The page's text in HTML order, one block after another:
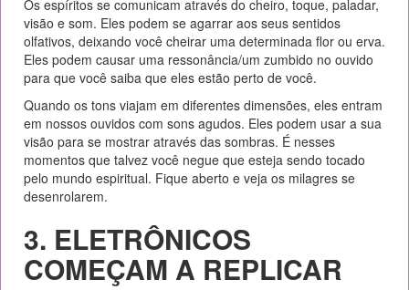
Os espíritos se comunicam através do cheiro, toque, paladar,
visão e som. Eles podem se agarrar aos seus sentidos
olfativos, deixando você cheirar uma determinada flor ou erva.
Eles podem causar uma ressonância/um zumbido no ouvido
para que você saiba que eles estão perto de você.
Quando os tons viajam em diferentes dimensões, eles entram
em nossos ouvidos com sons agudos. Eles podem usar a sua
visão para se mostrar através das sombras. É nesses
momentos que talvez você negue que esteja sendo tocado
pelo mundo espiritual. Fique aberto e veja os milagres se
desenrolarem.
3. ELETRÔNICOS
COMEÇAM A REPLICAR